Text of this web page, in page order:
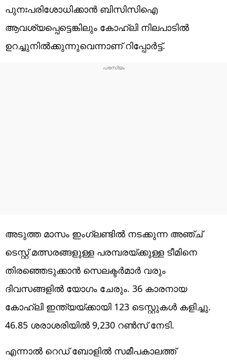
പുനഃപരിശോധിക്കാന്‍ ബിസിസിഐ
ആവശ്യപ്പെട്ടെങ്കിലും കോഹ്ലി നിലപാടില്‍
ഉറച്ചുനില്‍ക്കുന്നുവെന്നാണ് റിപ്പോര്‍ട്ട്.
അടുത്ത മാസം ഇംഗ്ലണ്ടിൽ നടക്കുന്ന അഞ്ച്
ടെസ്റ്റ് മത്സരങ്ങളുള്ള പരമ്പരയ്ക്കുള്ള ടീമിനെ
തിരഞ്ഞെടുക്കാൻ സെലക്ടര്‍മാര്‍ വരും
ദിവസങ്ങളില്‍ യോഗം ചേരും. 36 കാരനായ
കോഹ്‌ലി ഇന്ത്യയ്ക്കായി 123 ടെസ്റ്റുകൾ കളിച്ചു.
46.85 ശരാശരിയിൽ 9,230 റൺസ് നേടി.
എന്നാല്‍ റെഡ് ബോളില്‍ സമീപകാലത്ത്